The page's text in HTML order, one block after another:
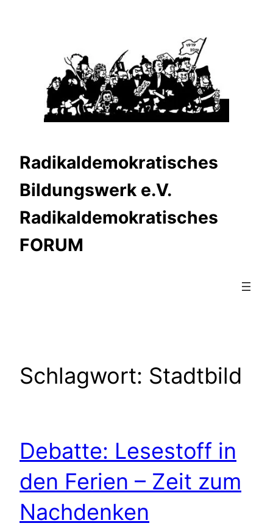
Radikaldemokratisches
Bildungswerk e.V.
Radikaldemokratisches
FORUM
Schlagwort: Stadtbild
Debatte: Lesestoff in
den Ferien – Zeit zum
Nachdenken